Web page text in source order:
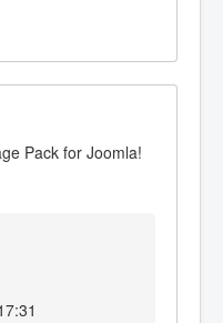
Pack for Joomla!